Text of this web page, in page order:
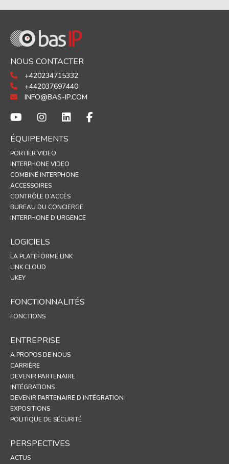
NOUS CONTACTER
+420234715332
+442037697440
INFO@BAS-IP.COM
ÉQUIPEMENTS
PORTIER VIDEO
INTERPHONE VIDEO
COMBINÉ INTERPHONE
ACCESSOIRES
CONTRÔLE D’ACCÈS
BUREAU DU CONCIERGE
INTERPHONE D’URGENCE
LOGICIELS
LA PLATEFORME LINK
LINK CLOUD
UKEY
FONCTIONNALITÉS
FONCTIONS
ENTREPRISE
A PROPOS DE NOUS
CARRIÈRE
DEVENIR PARTENAIRE
INTÉGRATIONS
DEVENIR PARTENAIRE D’INTÉGRATION
EXPOSITIONS
POLITIQUE DE SÉCURITÉ
PERSPECTIVES
ACTUS